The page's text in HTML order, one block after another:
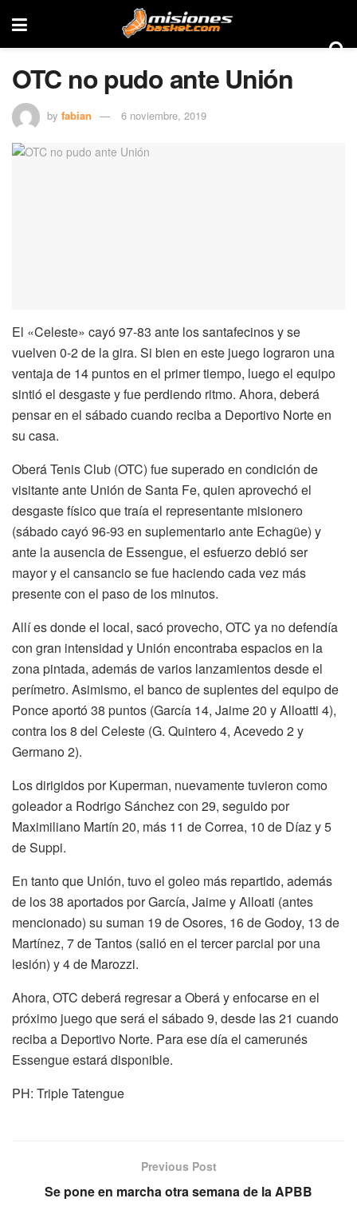
OTC no pudo ante Unión
by fabian 6 noviembre, 2019
El «Celeste» cayó 97-83 ante los santafecinos y se
vuelven 0-2 de la gira. Si bien en este juego lograron una
ventaja de 14 puntos en el primer tiempo, luego el equipo
sintió el desgaste y fue perdiendo ritmo. Ahora, deberá
pensar en el sábado cuando reciba a Deportivo Norte en
su casa.
Oberá Tenis Club (OTC) fue superado en condición de
visitante ante Unión de Santa Fe, quien aprovechó el
desgaste físico que traía el representante misionero
(sábado cayó 96-93 en suplementario ante Echagüe) y
ante la ausencia de Essengue, el esfuerzo debió ser
mayor y el cansancio se fue haciendo cada vez más
presente con el paso de los minutos.
Allí es donde el local, sacó provecho, OTC ya no defendía
con gran intensidad y Unión encontraba espacios en la
zona pintada, además de varios lanzamientos desde el
perímetro. Asimismo, el banco de suplentes del equipo de
Ponce aportó 38 puntos (García 14, Jaime 20 y Alloatti 4),
contra los 8 del Celeste (G. Quintero 4, Acevedo 2 y
Germano 2).
Los dirigidos por Kuperman, nuevamente tuvieron como
goleador a Rodrigo Sánchez con 29, seguido por
Maximiliano Martín 20, más 11 de Correa, 10 de Díaz y 5
de Suppi.
En tanto que Unión, tuvo el goleo más repartido, además
de los 38 aportados por García, Jaime y Alloati (antes
mencionado) su suman 19 de Osores, 16 de Godoy, 13 de
Martínez, 7 de Tantos (salió en el tercer parcial por una
lesión) y 4 de Marozzi.
Ahora, OTC deberá regresar a Oberá y enfocarse en el
próximo juego que será el sábado 9, desde las 21 cuando
reciba a Deportivo Norte. Para ese día el camerunés
Essengue estará disponible.
PH: Triple Tatengue
Previous Post
Se pone en marcha otra semana de la APBB